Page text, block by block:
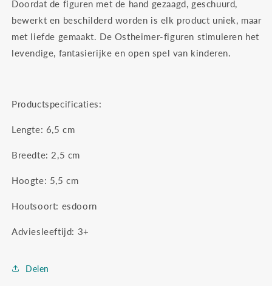
Doordat de figuren met de hand gezaagd, geschuurd,
bewerkt en beschilderd worden is elk product uniek, maar
met liefde gemaakt. De Ostheimer-figuren stimuleren het
levendige, fantasierijke en open spel van kinderen.
Productspecificaties:
Lengte: 6,5 cm
Breedte: 2,5 cm
Hoogte: 5,5 cm
Houtsoort: esdoorn
Adviesleeftijd: 3+
Delen